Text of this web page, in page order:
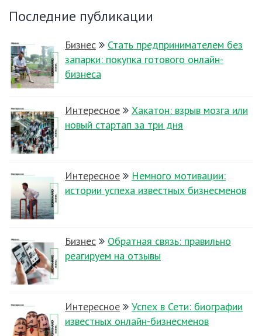
Последние публикации
Бизнес
Стать предпринимателем без
запарки: покупка готового онлайн-
бизнеса
Интересное
Хакатон: взрыв мозга или
новый стартап за три дня
Интересное
Немного мотивации:
истории успеха известных бизнесменов
Бизнес
Обратная связь: правильно
реагируем на отзывы
Интересное
Успех в Сети: биографии
известных онлайн-бизнесменов